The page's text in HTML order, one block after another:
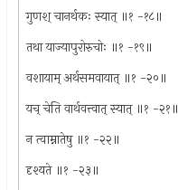
गुणश् चानर्थकः स्यात् ॥१ -१८॥
तथा याज्यापुरोरुचोः ॥१ -१९॥
वशायाम् अर्थसमवायात् ॥१ -२०॥
यच् चेति वार्थवत्त्वात् स्यात् ॥१ -२१॥
न त्वाम्नातेषु ॥१ -२२॥
दृश्यते ॥१ -२३॥